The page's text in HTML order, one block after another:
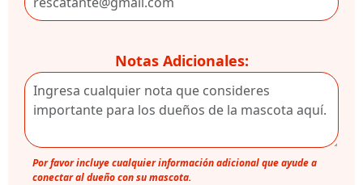
Notas Adicionales:
Por favor incluye cualquier información adicional que ayude a
conectar al dueño con su mascota.